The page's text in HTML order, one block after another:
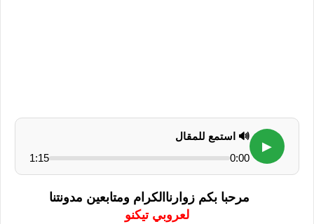
▶
🔊 استمع للمقال
0:00
1:15
مرحبا بكم زوارناالكرام ومتابعين مدونتنا
لعروبي تيكنو